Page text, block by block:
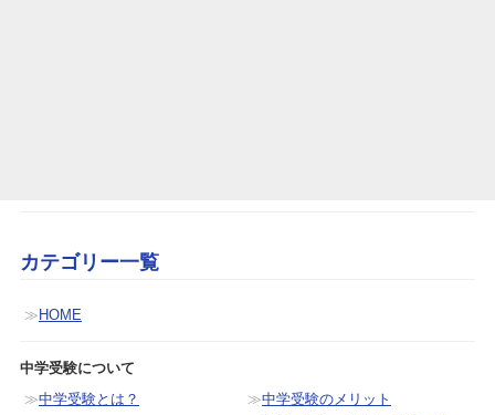
カテゴリー一覧
HOME
中学受験について
中学受験とは？
中学受験のメリット